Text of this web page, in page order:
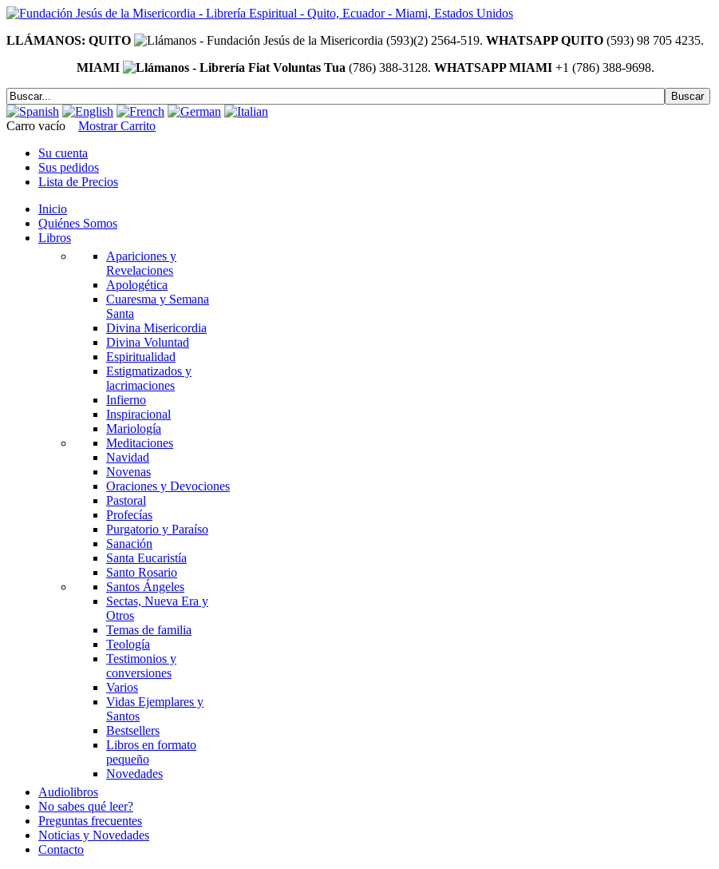
LLÁMANOS: QUITO (593)(2) 2564-519. WHATSAPP QUITO (593) 98 705 4235.
MIAMI
(786) 388-3128. WHATSAPP MIAMI +1 (786) 388-9698.
Carro vacío
Mostrar Carrito
Su cuenta
Sus pedidos
Lista de Precios
Inicio
Quiénes Somos
Libros
Apariciones y
Revelaciones
Apologética
Cuaresma y Semana
Santa
Divina Misericordia
Divina Voluntad
Espiritualidad
Estigmatizados y
lacrimaciones
Infierno
Inspiracional
Mariología
Meditaciones
Navidad
Novenas
Oraciones y Devociones
Pastoral
Profecías
Purgatorio y Paraíso
Sanación
Santa Eucaristía
Santo Rosario
Santos Ángeles
Sectas, Nueva Era y
Otros
Temas de familia
Teología
Testimonios y
conversiones
Varios
Vidas Ejemplares y
Santos
Bestsellers
Libros en formato
pequeño
Novedades
Audiolibros
No sabes qué leer?
Preguntas frecuentes
Noticias y Novedades
Contacto